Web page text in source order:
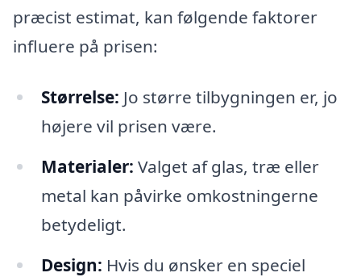
præcist estimat, kan følgende faktorer
influere på prisen:
Størrelse: Jo større tilbygningen er, jo
højere vil prisen være.
Materialer: Valget af glas, træ eller
metal kan påvirke omkostningerne
betydeligt.
Design: Hvis du ønsker en speciel